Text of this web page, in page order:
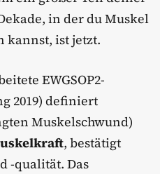
in der du Muskel
kannst, ist jetzt.
EWGSOP2-
2019) definiert
Muskelschwund)
, bestätigt
-qualität. Das